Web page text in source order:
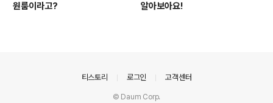
원룸이라고?
알아보아요!
티스토리 로그인 고객센터
© Daum Corp.